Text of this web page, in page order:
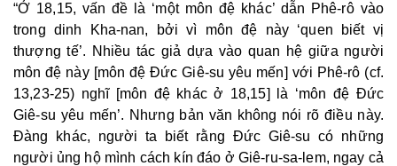
“Ở 18,15, vấn đề là ‘một môn đệ khác’ dẫn Phê-rô vào
trong dinh Kha-nan, bởi vì môn đệ này ‘quen biết vị
thượng tế’. Nhiều tác giả dựa vào quan hệ giữa người
môn đệ này [môn đệ Đức Giê-su yêu mến] với Phê-rô (cf.
13,23-25) nghĩ [môn đệ khác ở 18,15] là ‘môn đệ Đức
Giê-su yêu mến’. Nhưng bản văn không nói rõ điều này.
Đàng khác, người ta biết rằng Đức Giê-su có những
người ủng hộ mình cách kín đáo ở Giê-ru-sa-lem, ngay cả